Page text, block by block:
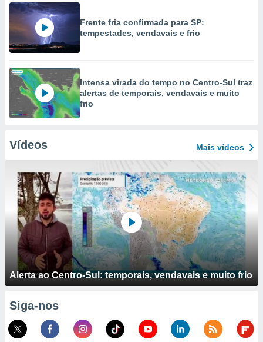
Frente fria confirmada para SP:
tempestades, vendavais e frio
Intensa virada do tempo no Centro-Sul traz
alertas de temporais, vendavais e muito
frio
Vídeos Mais vídeos
Alerta ao Centro-Sul: temporais, vendavais e muito frio
Siga-nos